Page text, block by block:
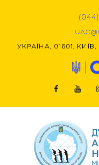
УКРАЇНА, 01601,